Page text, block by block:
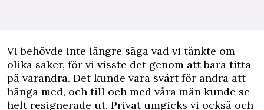
Vi behövde inte längre säga vad vi tänkte om
olika saker, för vi visste det genom att bara titta
på varandra. Det kunde vara svårt för andra att
hänga med, och till och med våra män kunde se
helt resignerade ut. Privat umgicks vi också och